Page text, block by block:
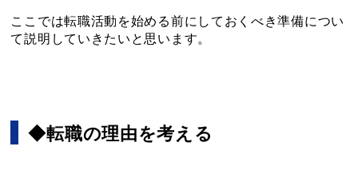
ここでは転職活動を始める前にしておくべき準備につい
て説明していきたいと思います。
◆転職の理由を考える